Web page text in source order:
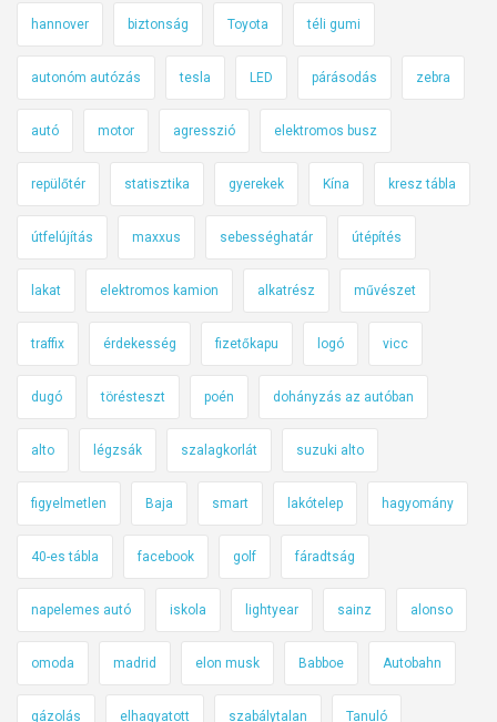
hannover biztonság Toyota téli gumi
autonóm autózás tesla LED párásodás zebra
autó motor agresszió elektromos busz
repülőtér statisztika gyerekek Kína kresz tábla
útfelújítás maxxus sebességhatár útépítés
lakat elektromos kamion alkatrész művészet
traffix érdekesség fizetőkapu logó vicc
dugó törésteszt poén dohányzás az autóban
alto légzsák szalagkorlát suzuki alto
figyelmetlen Baja smart lakótelep hagyomány
40-es tábla facebook golf fáradtság
napelemes autó iskola lightyear sainz alonso
omoda madrid elon musk Babboe Autobahn
gázolás elhagyatott szabálytalan Tanuló